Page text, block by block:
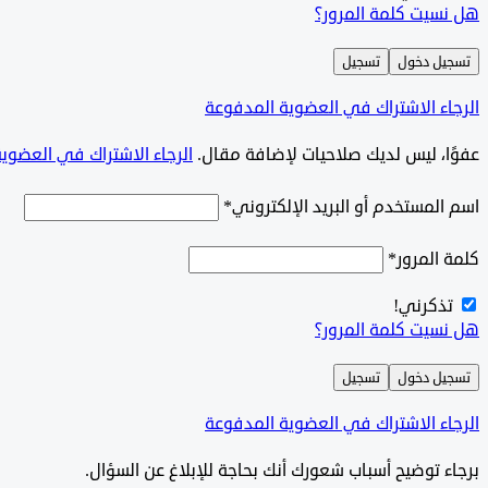
هل نسيت كلمة المرور؟
تسجيل دخول تسجيل
الرجاء الاشتراك في العضوية المدفوعة
‫‫عفوًا، ليس لديك صلاحيات لإضافة مقال. الرجاء الاشتراك في
اسم المستخدم أو البريد الإلكتروني*
كلمة المرور*
تذكرني!
هل نسيت كلمة المرور؟
تسجيل دخول تسجيل
الرجاء الاشتراك في العضوية المدفوعة
برجاء توضيح أسباب شعورك أنك بحاجة للإبلاغ عن السؤال.